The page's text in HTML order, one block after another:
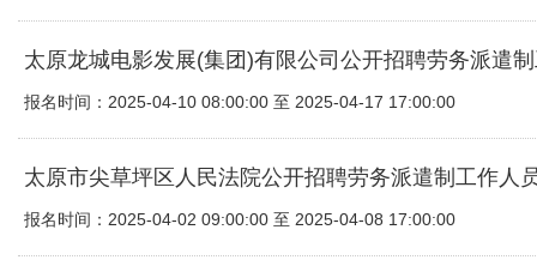
太原龙城电影发展(集团)有限公司公开招聘劳务派遣
报名时间：2025-04-10 08:00:00 至 2025-04-17 17:00:00
太原市尖草坪区人民法院公开招聘劳务派遣制工作人
报名时间：2025-04-02 09:00:00 至 2025-04-08 17:00:00